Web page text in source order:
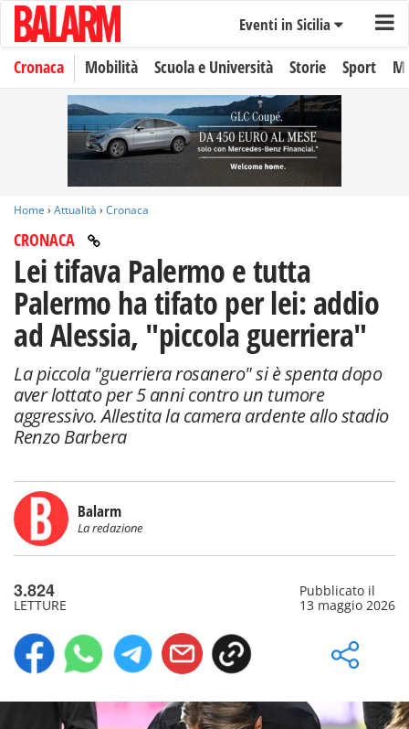
Eventi in Sicilia
Cronaca Mobilità Scuola e Università Storie Sport
Home › Attualità › Cronaca
CRONACA
Lei tifava Palermo e tutta
Palermo ha tifato per lei: addio
ad Alessia, "piccola guerriera"
La piccola "guerriera rosanero" si è spenta dopo
aver lottato per 5 anni contro un tumore
aggressivo. Allestita la camera ardente allo stadio
Renzo Barbera
Balarm
La redazione
3.824
LETTURE
Pubblicato il
13 maggio 2026